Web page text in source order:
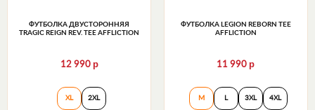
ФУТБОЛКА ДВУСТОРОННЯЯ
TRAGIC REIGN REV. TEE AFFLICTION
12 990 р
Футболка двусторонняя Tragic Reign Rev. Tee
XL 2XL
ФУТБОЛКА LEGION REBORN TEE
AFFLICTION
11 990р
Футболка
M L 3XL 4XL